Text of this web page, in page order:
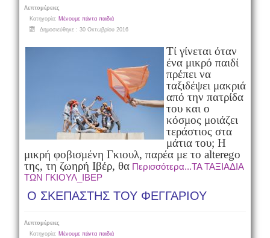
Λεπτομέρειες
Κατηγορία: Μένουμε πάντα παιδιά
Δημοσιεύθηκε : 30 Οκτωβρίου 2016
Τί γίνεται όταν
ένα μικρό παιδί
πρέπει να
ταξιδέψει μακριά
από την πατρίδα
του και ο
κόσμος μοιάζει
τεράστιος στα
μάτια του; Η
μικρή φοβισμένη Γκιουλ, παρέα με το alterego
της, τη ζωηρή Ιβέρ, θα Περισσότερα...ΤΑ ΤΑΞΙΑΔΙΑ
ΤΩΝ ΓΚΙΟΥΛ_ΙΒΕΡ
Ο ΣΚΕΠΑΣΤΗΣ ΤΟΥ ΦΕΓΓΑΡΙΟΥ
Λεπτομέρειες
Κατηγορία: Μένουμε πάντα παιδιά